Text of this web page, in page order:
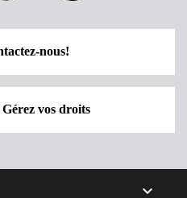
nous!
Gérez vos droits
